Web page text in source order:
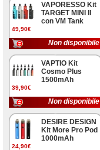
49,90€
VAPORESSO Kit
TARGET MINI II
con VM Tank
Non disponibile
39,90€
VAPTIO Kit
Cosmo Plus
1500mAh
Non disponibile
24,90€
DESIRE DESIGN
Kit More Pro Pod
1000mAh